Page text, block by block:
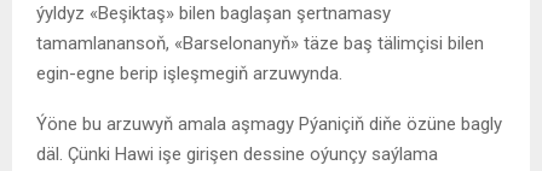
ýyldyz «Beşiktaş» bilen baglaşan şertnamasy
tamamlanansoň, «Barselonanyň» täze baş tälimçisi bilen
egin-egne berip işleşmegiň arzuwynda.
Ýöne bu arzuwyň amala aşmagy Pýaniçiň diňe özüne bagly
däl. Çünki Hawi işe girişen dessine oýunçy saýlama